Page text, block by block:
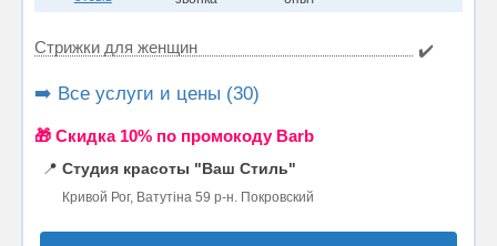
Стрижки для женщин ✔️
➡️ Все услуги и цены (30)
🎁 Cкидка 10% по промокоду Barb
📍 Студия красоты "Ваш Стиль"
Кривой Рог, Ватутіна 59 р-н. Покровский